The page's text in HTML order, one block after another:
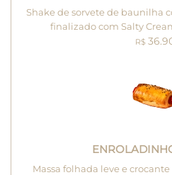
Shake de sorvete de baunilha
finalizado com Salty
R$
Massa folhada leve e